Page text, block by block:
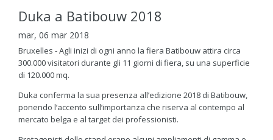
Duka a Batibouw 2018
mar, 06 mar 2018
Bruxelles - Agli inizi di ogni anno la fiera Batibouw attira circa
300.000 visitatori durante gli 11 giorni di fiera, su una superficie
di 120.000 mq.
Duka conferma la sua presenza all’edizione 2018 di Batibouw,
ponendo l’accento sull’importanza che riserva al contempo al
mercato belga e al target dei professionisti.